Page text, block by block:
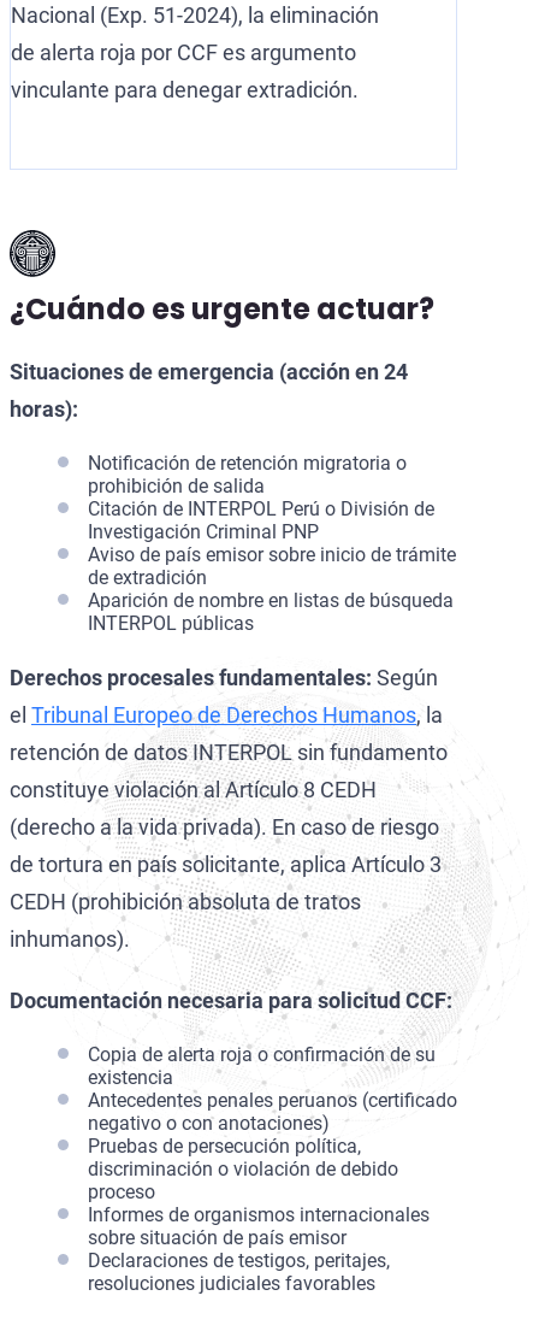
Nacional (Exp. 51-2024), la eliminación
de alerta roja por CCF es argumento
vinculante para denegar extradición.
¿Cuándo es urgente actuar?
Situaciones de emergencia (acción en 24
horas):
Notificación de retención migratoria o
prohibición de salida
Citación de INTERPOL Perú o División de
Investigación Criminal PNP
Aviso de país emisor sobre inicio de trámite
de extradición
Aparición de nombre en listas de búsqueda
INTERPOL públicas
Derechos procesales fundamentales: Según
el Tribunal Europeo de Derechos Humanos, la
retención de datos INTERPOL sin fundamento
constituye violación al Artículo 8 CEDH
(derecho a la vida privada). En caso de riesgo
de tortura en país solicitante, aplica Artículo 3
CEDH (prohibición absoluta de tratos
inhumanos).
Documentación necesaria para solicitud CCF:
Copia de alerta roja o confirmación de su
existencia
Antecedentes penales peruanos (certificado
negativo o con anotaciones)
Pruebas de persecución política,
discriminación o violación de debido
proceso
Informes de organismos internacionales
sobre situación de país emisor
Declaraciones de testigos, peritajes,
resoluciones judiciales favorables